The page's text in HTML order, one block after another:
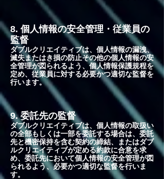
8. 個人情報の安全管理・従業員の
監督
ダブルクリエイティブは、個人情報の漏洩、
滅失またはき損の防止その他の個人情報の安
全管理が図られるよう、個人情報保護規程を
定め、従業員に対する必要かつ適切な監督を
行います。
9. 委託先の監督
ダブルクリエイティブは、個人情報の取扱い
の全部もしくは一部を委託する場合は、委託
先と機密保持を含む契約の締結、またはダブ
ルクリエイティブが定める約款に合意を求
め、委託先において個人情報の安全管理が図
られるよう、必要かつ適切な監督を行いま
す。